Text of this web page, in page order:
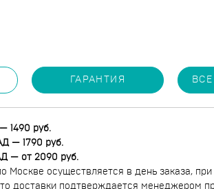
ГАРАНТИЯ
1490 руб.
— 1790 руб.
— от 2090 руб.
Москве осуществляется в день заказа,
доставки подтверждается менеджером